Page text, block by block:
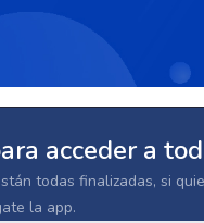
acceder a
todas finalizadas, si
la app.